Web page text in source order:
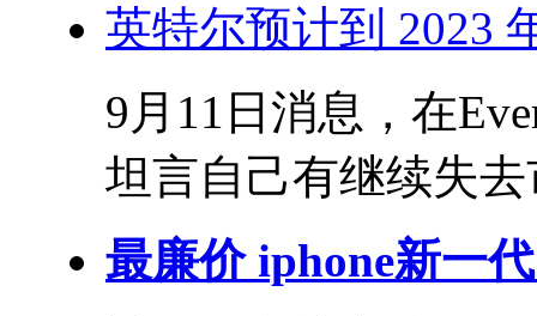
英特尔预计到 2023
9月11日消息，在
坦言自己有继续失
最廉价 iphone新一